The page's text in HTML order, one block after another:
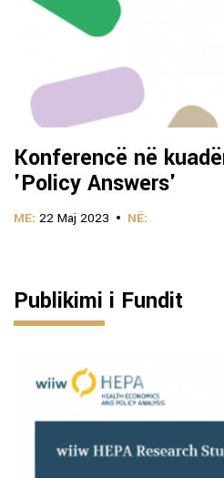
Konferencë në
'Policy Answers'
ME: 22 Maj 2023 NË:
Publikimi i Fundit